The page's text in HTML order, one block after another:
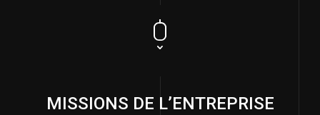
MISSIONS DE L’ENTREPRISE